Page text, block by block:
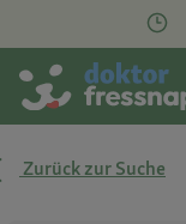
Zurück zur Suche